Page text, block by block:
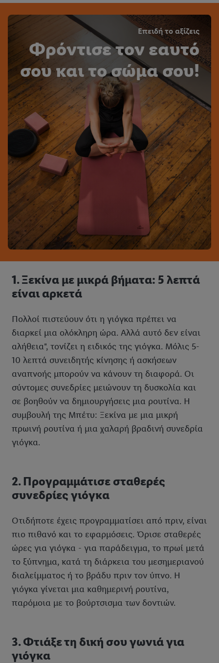
Επειδή το αξίζεις
Φρόντισε τον εαυτό
σου και το σώμα σου!
1. Ξεκίνα με μικρά βήματα: 5 λεπτά
είναι αρκετά
Πολλοί πιστεύουν ότι η γιόγκα πρέπει να
διαρκεί μια ολόκληρη ώρα. Αλλά αυτό δεν είναι
αλήθεια", τονίζει η ειδικός της γιόγκα. Μόλις 5-
10 λεπτά συνειδητής κίνησης ή ασκήσεων
αναπνοής μπορούν να κάνουν τη διαφορά. Οι
σύντομες συνεδρίες μειώνουν τη δυσκολία και
σε βοηθούν να δημιουργήσεις μια ρουτίνα. Η
συμβουλή της Μπέτυ: Ξεκίνα με μια μικρή
πρωινή ρουτίνα ή μια χαλαρή βραδινή συνεδρία
γιόγκα.
2. Προγραμμάτισε σταθερές
συνεδρίες γιόγκα
Οτιδήποτε έχεις προγραμματίσει από πριν, είναι
πιο πιθανό και το εφαρμόσεις. Όρισε σταθερές
ώρες για γιόγκα - για παράδειγμα, το πρωί μετά
το ξύπνημα, κατά τη διάρκεια του μεσημεριανού
διαλείμματος ή το βράδυ πριν τον ύπνο. Η
γιόγκα γίνεται μια καθημερινή ρουτίνα,
παρόμοια με το βούρτσισμα των δοντιών.
3. Φτιάξε τη δική σου γωνιά για
γιόγκα